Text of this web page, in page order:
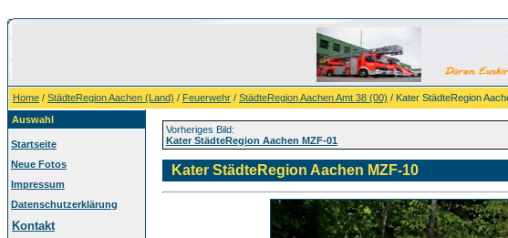
Home / StädteRegion Aachen (Land) / Feuerwehr / StädteRegion Aachen Amt 38 (00) / Kater StädteRegion
Auswahl
Startseite
Neue Fotos
Impressum
Datenschutzerklärung
Kontakt
Vorheriges Bild:
Kater StädteRegion Aachen MZF-01
Kater StädteRegion Aachen MZF-10